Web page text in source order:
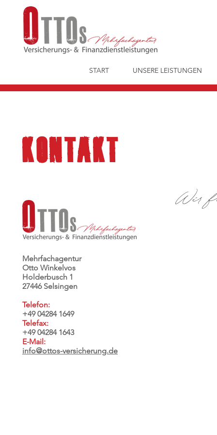
START UNSERE LEISTUNGEN
KONTAKT
Wir
Mehrfachagentur
Otto Winkelvos
Holderbusch 1
27446 Selsingen
Telefon:
+49 04284 1649
Telefax:
+49 04284 1643
E-Mail:
info@ottos-versicherung.de